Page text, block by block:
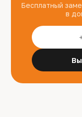
Бесплатный
в